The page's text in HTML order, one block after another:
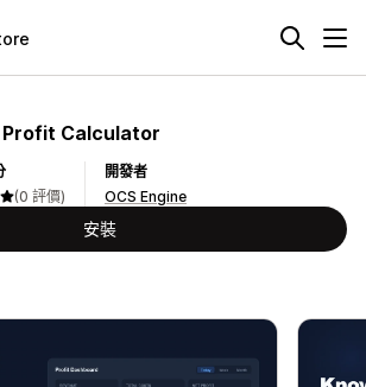
Profit Calculator
(0 評價)
開發者
OCS Engine
安裝